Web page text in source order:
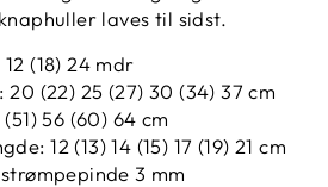
laves til sidst.
12 (18) 24 mdr
(22) 25 (27) 30 (34) 37 cm
56 (60) 64 cm
12 (13) 14 (15) 17 (19) 21 cm
3 mm